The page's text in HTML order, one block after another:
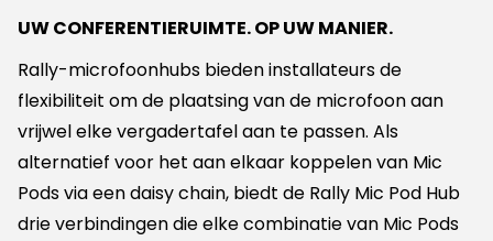
UW CONFERENTIERUIMTE. OP UW MANIER.
Rally-microfoonhubs bieden installateurs de
flexibiliteit om de plaatsing van de microfoon aan
vrijwel elke vergadertafel aan te passen. Als
alternatief voor het aan elkaar koppelen van Mic
Pods via een daisy chain, biedt de Rally Mic Pod Hub
drie verbindingen die elke combinatie van Mic Pods